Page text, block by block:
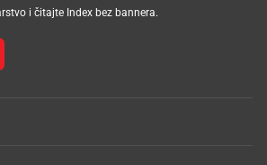
i čitajte Index bez bannera.